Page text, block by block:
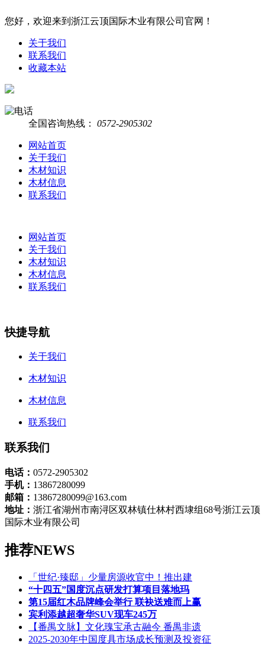
您好，欢迎来到浙江云顶国际木业有限公司官网！
关于我们
联系我们
收藏本站
全国咨询热线： 0572-2905302
网站首页
关于我们
木材知识
木材信息
联系我们
网站首页
关于我们
木材知识
木材信息
联系我们
快捷导航
关于我们
木材知识
木材信息
联系我们
联系我们
电话： 0572-2905302
手机： 13867280099
邮箱： 13867280099@163.com
地址： 浙江省湖州市南浔区双林镇仕林村西埭组68号浙江云顶
国际木业有限公司
推荐NEWS
「世纪·臻邸」少量房源收官中！推出建
“十四五”国度沉点研发打算项目落地玛
第15届红木品牌峰会举行 联袂送难而上赢
宾利添越超奢华SUV现车245万
【番禺文脉】文化瑰宝承古融今 番禺非遗
2025-2030年中国度具市场成长预测及投资征